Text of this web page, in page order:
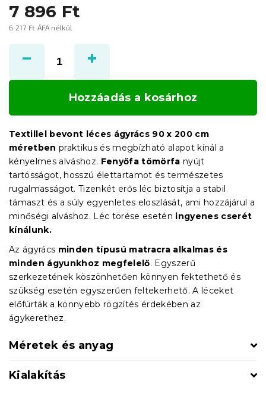
7 896 Ft
6 217 Ft ÁFA nélkül
Hozzáadás a kosárhoz
Textillel bevont léces ágyrács 90 x 200 cm
méretben praktikus és megbízható alapot kínál a
kényelmes alváshoz. Fenyőfa tömörfa nyújt
tartósságot, hosszú élettartamot és természetes
rugalmasságot. Tizenkét erős léc biztosítja a stabil
támaszt és a súly egyenletes eloszlását, ami hozzájárul a
minőségi alváshoz. Léc törése esetén ingyenes cserét
kínálunk.
Az ágyrács minden típusú matracra alkalmas és
minden ágyunkhoz megfelelő. Egyszerű
szerkezetének köszönhetően könnyen fektethető és
szükség esetén egyszerűen feltekerhető. A léceket
előfúrták a könnyebb rögzítés érdekében az
ágykerethez.
Méretek és anyag
Kialakítás